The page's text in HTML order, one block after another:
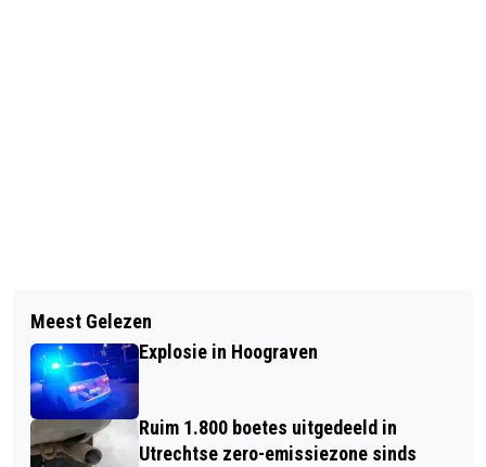
WONINGBOUW OP HOEK
PARKZICHTLAAN EN UTRECHTSEWEG
AMSTERDAMSESTRAATWEG KRIJGT
NIEUW BESTEMMINGSPLAN
Meest Gelezen
Explosie in Hoograven
Ruim 1.800 boetes uitgedeeld in
Utrechtse zero-emissiezone sinds